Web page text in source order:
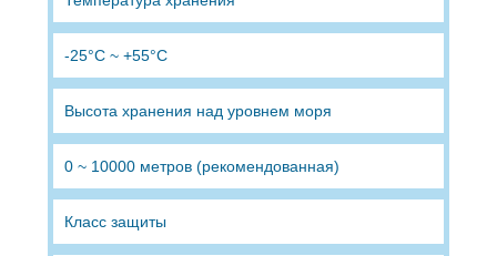
-25°C ~ +55°C
Высота хранения над уровнем моря
0 ~ 10000 метров (рекомендованная)
Класс защиты